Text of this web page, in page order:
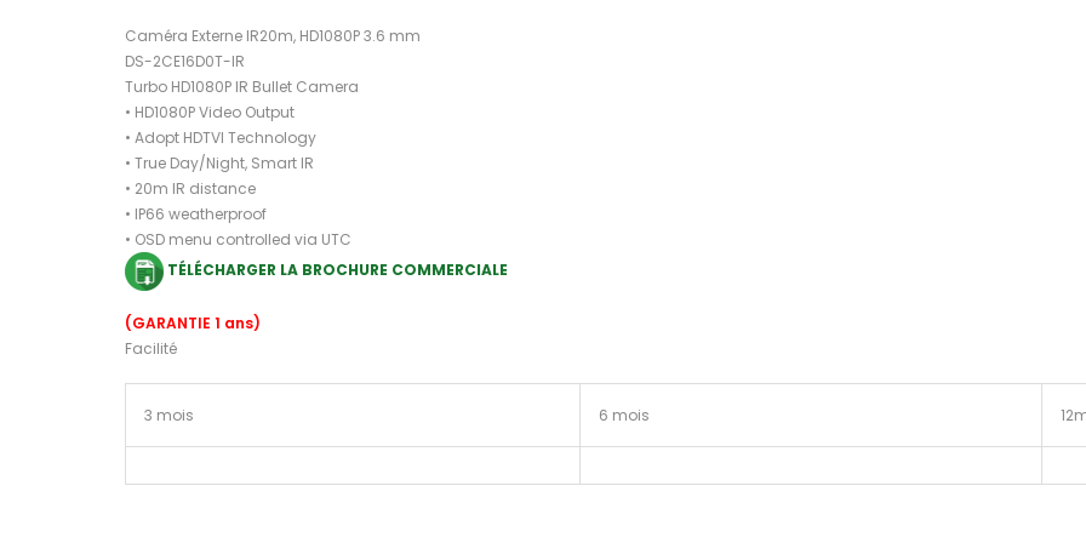
Caméra Externe IR20m, HD1080P 3.6 mm
DS-2CE16D0T-IR
Turbo HD1080P IR Bullet Camera
• HD1080P Video Output
• Adopt HDTVI Technology
• True Day/Night, Smart IR
• 20m IR distance
• IP66 weatherproof
• OSD menu controlled via UTC
TÉLÉCHARGER LA BROCHURE COMMERCIALE
(GARANTIE 1 ans)
Facilité
3 mois 6 mois